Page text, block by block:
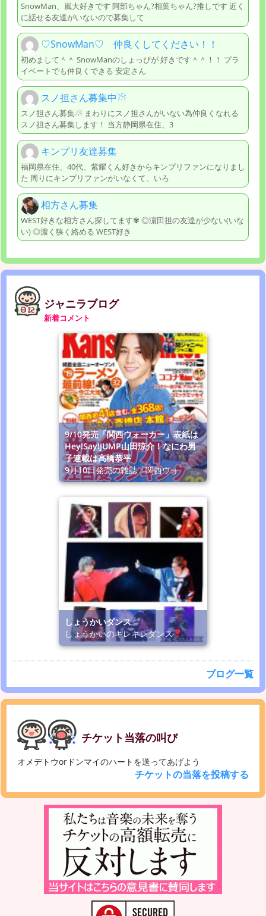
SnowMan、嵐大好きです 阿部ちゃん?相葉ちゃん?推しです 近く
に話せる友達がいないので募集して
♡SnowMan♡ 仲良くしてください！！
初めまして＾＾ SnowManのしょっぴが 好きです＾＾！！ プラ
イベートでも仲良くできる 安定さん
スノ担さん募集中☃
スノ担さん募集☃ まわりにスノ担さんがいない為仲良くなれる
スノ担さん募集します！ 当方静岡県在住、3
キンプリ友達募集
福岡県在住、40代、紫耀くん好きからキンプリファンになりまし
た 周りにキンプリファンがいなくて、いろ
相方さん募集
WEST好きな相方さん探してます✾ ◎濵田担の友達が少ない(いな
い) ◎濃く狭く絡める WEST好き
ジャニラブログ
新着コメント
9/10発売「関西ウォーカー」表紙は
Hey!Say!JUMP山田涼介！なにわ男
子連載は高橋恭平
9月10日発売の雑誌「関西ウォ
しょうかいダンス
しょうかいのキレキレダンス
ブログ一覧
チケット当落の叫び
オメデトウorドンマイのハートを送ってあげよう
チケットの当落を投稿する